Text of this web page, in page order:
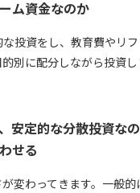
ム資金なのか
投資をし、教育費やリ
別に配分しながら投資
安定的な分散投資な
せる
変わってきます。一般的